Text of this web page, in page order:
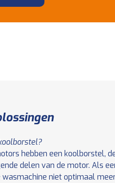
hebben een koolborstel,
delen van de motor. Als
wasmachine niet optimaal